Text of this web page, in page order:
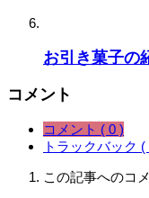
お引き菓子の
コメント
コメント ( 0 )
トラックバック (
この記事へのコ